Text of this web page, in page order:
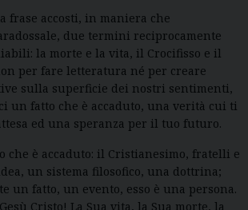
frase accosti, in maniera che
due termini reciprocamente
la morte e la vita, il Crocifisso e il
per fare letteratura né per creare
sulla superficie dei nostri sentimenti,
un fatto che è accaduto, una verità cui ti
ed una speranza per il tuo futuro.
che è accaduto: il Cristianesimo, fratelli e
un sistema filosofico, una dottrina;
un fatto, un evento, esso è una persona.
Cristo! La Sua vita, la Sua morte, la